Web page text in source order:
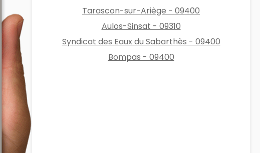
Tarascon-sur-Ariège - 09400
Aulos-Sinsat - 09310
Syndicat des Eaux du Sabarthès - 09400
Bompas - 09400